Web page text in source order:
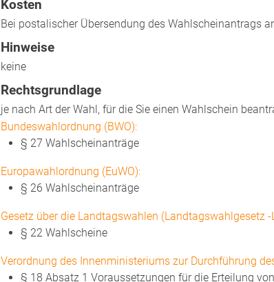
Kosten
Bei postalischer Übersendung des Wahlscheinantrags
Hinweise
keine
Rechtsgrundlage
je nach Art der Wahl, für die Sie einen Wahlschein
Bundeswahlordnung (BWO):
§ 27 Wahlscheinanträge
Europawahlordnung (EuWO):
§ 26 Wahlscheinanträge
Gesetz über die Landtagswahlen (Landtagswahlgesetz -
§ 22 Wahlscheine
Verordnung des Innenministeriums zur Durchführung
§ 18 Absatz 1 Voraussetzungen für die Erteilung